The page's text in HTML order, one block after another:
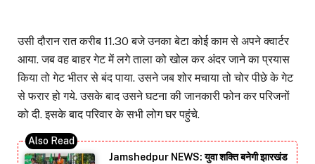
उसी दौरान रात करीब 11.30 बजे उनका बेटा कोई काम से अपने क्वार्टर
आया. जब वह बाहर गेट में लगे ताला को खोल कर अंदर जाने का प्रयास
किया तो गेट भीतर से बंद पाया. उसने जब शोर मचाया तो चोर पीछे के गेट
से फरार हो गये. उसके बाद उसने घटना की जानकारी फोन कर परिजनों
को दी. इसके बाद परिवार के सभी लोग घर पहुंचे.
Jamshedpur NEWS: युवा शक्ति बनेगी झारखंड